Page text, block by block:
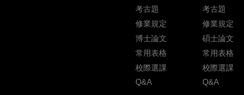
考古題
修業規定
博士論文
常用表格
校際選課
Q&A
考古題
修業規定
碩士論文
常用表格
校際選課
Q&A